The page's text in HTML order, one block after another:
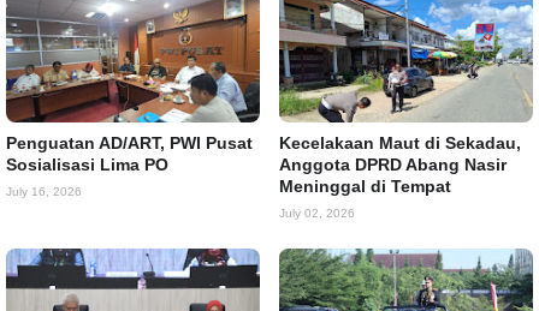
Penguatan AD/ART, PWI Pusat
Sosialisasi Lima PO
July 16, 2026
Kecelakaan Maut di Sekadau,
Anggota DPRD Abang Nasir
Meninggal di Tempat
July 02, 2026